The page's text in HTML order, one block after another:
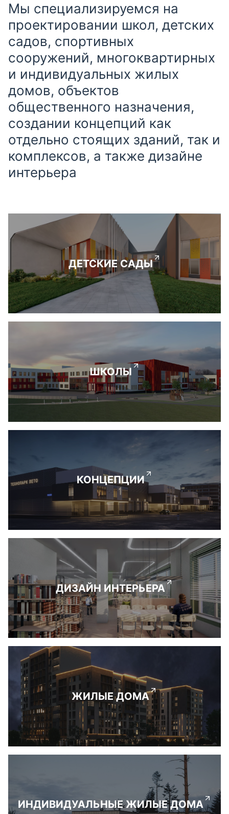
Мы специализируемся на
проектировании школ, детских
садов, спортивных
сооружений, многоквартирных
и индивидуальных жилых
домов, объектов
общественного назначения,
создании концепций как
отдельно стоящих зданий, так и
комплексов, а также дизайне
интерьера
ДЕТСКИЕ САДЫ
ШКОЛЫ
КОНЦЕПЦИИ
ДИЗАЙН ИНТЕРЬЕРА
ЖИЛЫЕ ДОМА
ИНДИВИДУАЛЬНЫЕ ЖИЛЫЕ ДОМА